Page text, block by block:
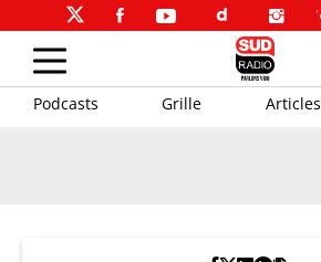
Podcasts Grille Articles